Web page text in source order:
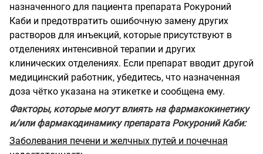
назначенного для пациента препарата Рокуроний
Каби и предотвратить ошибочную замену других
растворов для инъекций, которые присутствуют в
отделениях интенсивной терапии и других
клинических отделениях. Если препарат вводит другой
медицинский работник, убедитесь, что назначенная
доза чётко указана на этикетке и сообщена ему.
Факторы, которые могут влиять на фармакокинетику
и/или фармакодинамику препарата Рокуроний Каби:
Заболевания печени и желчных путей и почечная